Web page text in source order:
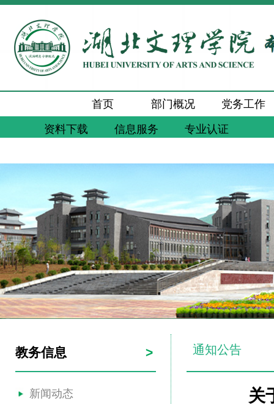
首页 部门概况 党务工作
资料下载 信息服务 专业认证
教务信息 >
新闻动态
通知公告
关